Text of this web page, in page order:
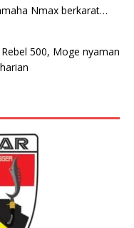
Nmax berkarat…
500, Moge nyaman